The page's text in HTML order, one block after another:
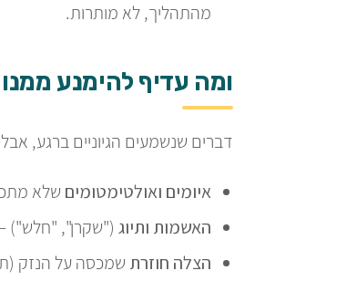
מהתהליך, לא מותרות.
ומה עדיף להימנע ממנו
דברים שנשמעים הגיוניים ברגע,
איומים ואולטימטומים שלא
האשמות ותיוג("שקרן", "חלש")
הצלה חוזרת שמכסה על הנזק